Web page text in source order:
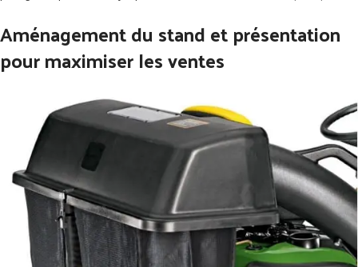
Aménagement du stand et présentation
pour maximiser les ventes